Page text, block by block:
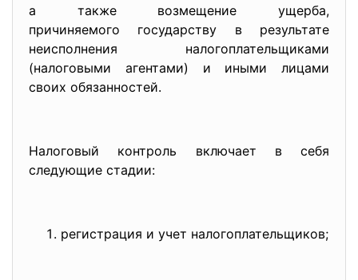
а также возмещение ущерба,
причиняемого государству в результате
неисполнения налогоплательщиками
(налоговыми агентами) и иными лицами
своих обязанностей.
Налоговый контроль включает в себя
следующие стадии:
регистрация и учет налогоплательщиков;